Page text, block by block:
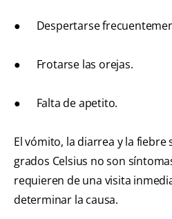
● Despertarse
● Frotarse las orejas.
● Falta de apetito.
El vómito, la diarrea y la fiebre
grados Celsius no son
requieren de una visita
determinar la causa.